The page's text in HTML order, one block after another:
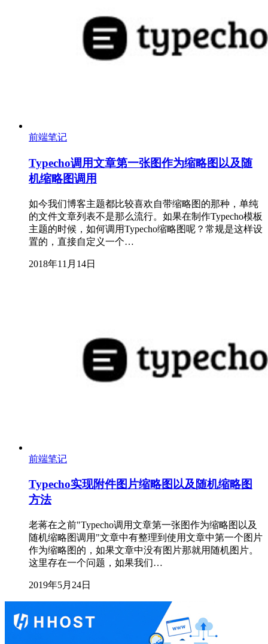
前端笔记
Typecho调用文章第一张图作为缩略图以及随
机缩略图调用
如今我们博客主题都比较喜欢自带缩略图的那种，单纯
的文件文章列表不是那么流行。如果在制作Typecho模板
主题的时候，如何调用Typecho缩略图呢？常规是这样设
置的，直接自定义一个…
2018年11月14日
前端笔记
Typecho实现附件图片缩略图以及随机缩略图
方法
老蒋在之前"Typecho调用文章第一张图作为缩略图以及
随机缩略图调用"文章中有整理到使用文章中第一个图片
作为缩略图的，如果文章中没有图片那就用随机图片。
这里存在一个问题，如果我们…
2019年5月24日